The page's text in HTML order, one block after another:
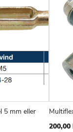
5 mm eller
200,00